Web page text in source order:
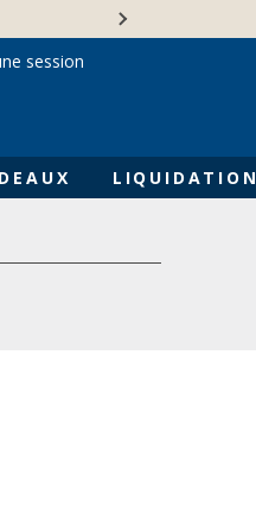
LIQUIDATION
session